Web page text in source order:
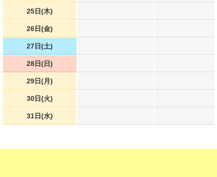
25日(木)
26日(金)
27日(土)
28日(日)
29日(月)
30日(火)
31日(水)